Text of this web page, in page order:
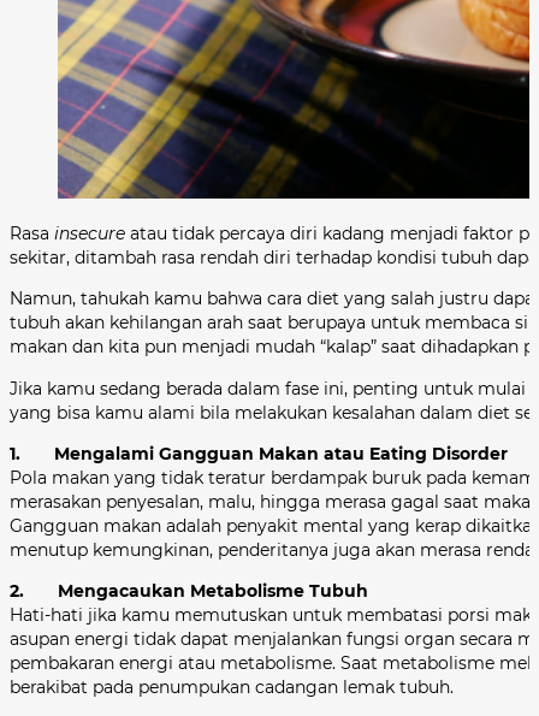
Rasa insecure atau tidak percaya diri kadang menjadi faktor
sekitar, ditambah rasa rendah diri terhadap kondisi tubuh
Namun, tahukah kamu bahwa cara diet yang salah justru
tubuh akan kehilangan arah saat berupaya untuk membaca
makan dan kita pun menjadi mudah “kalap” saat dihadapkan
Jika kamu sedang berada dalam fase ini, penting untuk
yang bisa kamu alami bila melakukan kesalahan dalam diet
1. Mengalami Gangguan Makan atau Eating Disorder
Pola makan yang tidak teratur berdampak buruk pada
merasakan penyesalan, malu, hingga merasa gagal saat
Gangguan makan adalah penyakit mental yang kerap
menutup kemungkinan, penderitanya juga akan merasa
2. Mengacaukan Metabolisme Tubuh
Hati-hati jika kamu memutuskan untuk membatasi porsi
asupan energi tidak dapat menjalankan fungsi organ secara
pembakaran energi atau metabolisme. Saat metabolisme
berakibat pada penumpukan cadangan lemak tubuh.